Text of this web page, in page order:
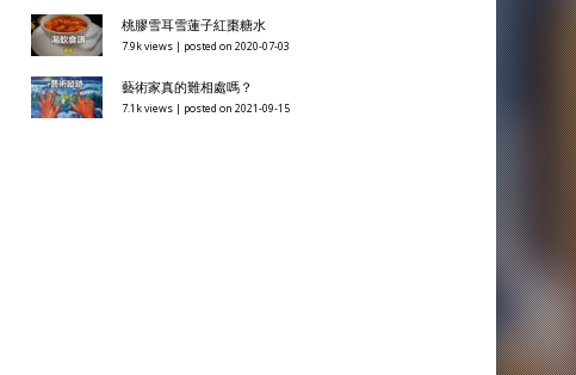
桃膠雪耳雪蓮子紅棗糖水
7.9k views posted on 2020-07-03
藝術家真的難相處嗎？
7.1k views posted on 2021-09-15